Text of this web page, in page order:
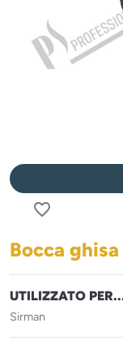
favorite_border
Bocca
UTILIZZATO
Sirman